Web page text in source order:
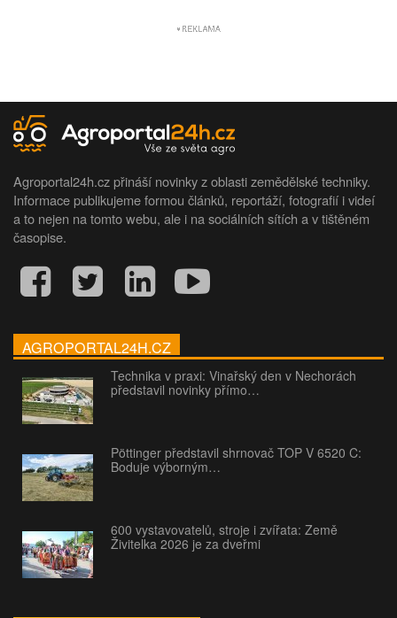
Agroportal24h.cz přináší novinky z oblasti zemědělské techniky.
Informace publikujeme formou článků, reportáží, fotografií i videí
a to nejen na tomto webu, ale i na sociálních sítích a v tištěném
časopise.
AGROPORTAL24H.CZ
Technika v praxi: Vinařský den v Nechorách
představil novinky přímo…
Pöttinger představil shrnovač TOP V 6520 C:
Boduje výborným…
600 vystavovatelů, stroje i zvířata: Země
Živitelka 2026 je za dveřmi